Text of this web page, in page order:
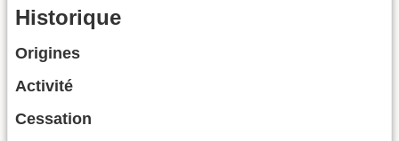
Historique
Origines
Activité
Cessation